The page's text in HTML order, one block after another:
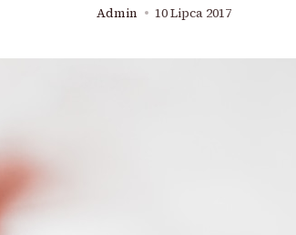
Admin 10 Lipca 2017